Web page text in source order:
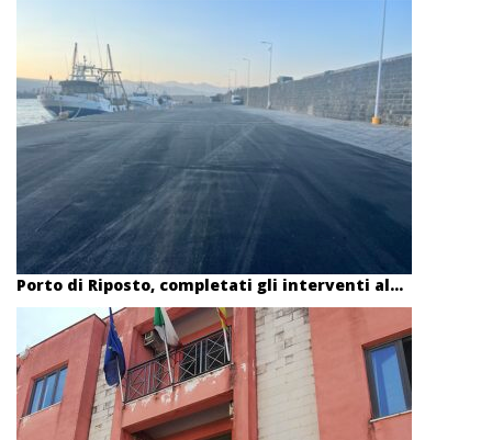
Porto di Riposto, completati gli interventi al...